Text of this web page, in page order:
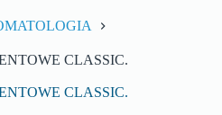
CLASSIC.
CLASSIC.